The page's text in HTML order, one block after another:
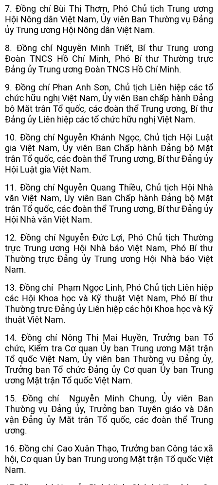
7. Đồng chí Bùi Thị Thơm, Phó Chủ tịch Trung ương
Hội Nông dân Việt Nam, Ủy viên Ban Thường vụ Đảng
ủy Trung ương Hội Nông dân Việt Nam.
8. Đồng chí Nguyễn Minh Triết, Bí thư Trung ương
Đoàn TNCS Hồ Chí Minh, Phó Bí thư Thường trực
Đảng ủy Trung ương Đoàn TNCS Hồ Chí Minh.
9. Đồng chí Phan Anh Sơn, Chủ tịch Liên hiệp các tổ
chức hữu nghị Việt Nam, Ủy viên Ban chấp hành Đảng
bộ Mặt trận Tổ quốc, các đoàn thể Trung ương, Bí thư
Đảng ủy Liên hiệp các tổ chức hữu nghị Việt Nam.
10. Đồng chí Nguyễn Khánh Ngọc, Chủ tịch Hội Luật
gia Việt Nam, Ủy viên Ban Chấp hành Đảng bộ Mặt
trận Tổ quốc, các đoàn thể Trung ương, Bí thư Đảng ủy
Hội Luật gia Việt Nam.
11. Đồng chí Nguyễn Quang Thiều, Chủ tịch Hội Nhà
văn Việt Nam, Ủy viên Ban Chấp hành Đảng bộ Mặt
trận Tổ quốc, các đoàn thể Trung ương, Bí thư Đảng ủy
Hội Nhà văn Việt Nam.
12. Đồng chí Nguyễn Đức Lợi, Phó Chủ tịch Thường
trực Trung ương Hội Nhà báo Việt Nam, Phó Bí thư
Thường trực Đảng ủy Trung ương Hội Nhà báo Việt
Nam.
13. Đồng chí Phạm Ngọc Linh, Phó Chủ tịch Liên hiệp
các Hội Khoa học và Kỹ thuật Việt Nam, Phó Bí thư
Thường trực Đảng ủy Liên hiệp các hội Khoa học và Kỹ
thuật Việt Nam.
14. Đồng chí Nông Thị Mai Huyền, Trưởng ban Tổ
chức, Kiểm tra Cơ quan Ủy ban Trung ương Mặt trận
Tổ quốc Việt Nam, Ủy viên ban Thường vụ Đảng ủy,
Trưởng ban Tổ chức Đảng ủy Cơ quan Ủy ban Trung
ương Mặt trận Tổ quốc Việt Nam.
15. Đồng chí Nguyễn Minh Chung, Ủy viên Ban
Thường vụ Đảng ủy, Trưởng ban Tuyên giáo và Dân
vận Đảng ủy Mặt trận Tổ quốc, các đoàn thể Trung
ương.
16. Đồng chí Cao Xuân Thạo, Trưởng ban Công tác xã
hội, Cơ quan Ủy ban Trung ương Mặt trận Tổ quốc Việt
Nam.